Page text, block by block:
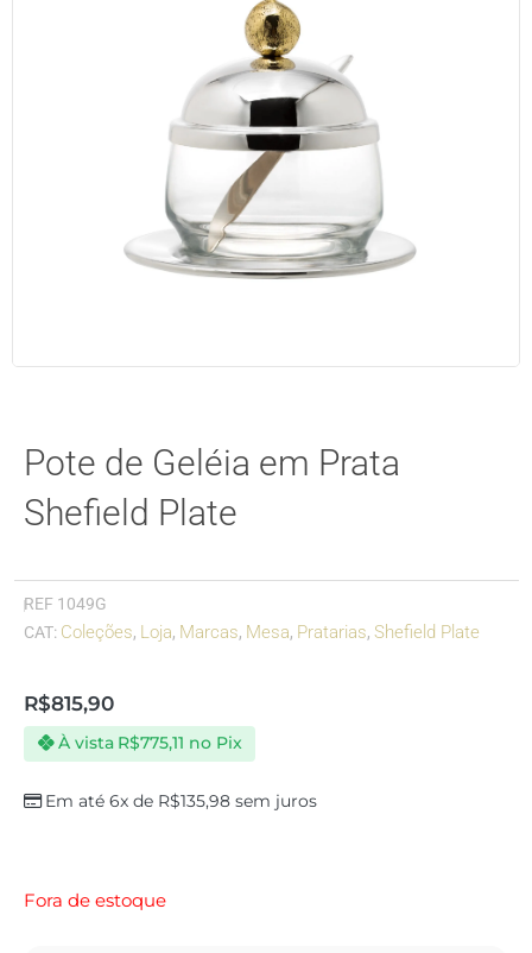
Pote de Geléia em Prata
Shefield Plate
REF 1049G
CAT: Coleções, Loja, Marcas, Mesa, Pratarias, Shefield Plate
R$815,90
Em até 6x de R$135,98 sem juros
À vista R$775,11 no Pix
Fora de estoque